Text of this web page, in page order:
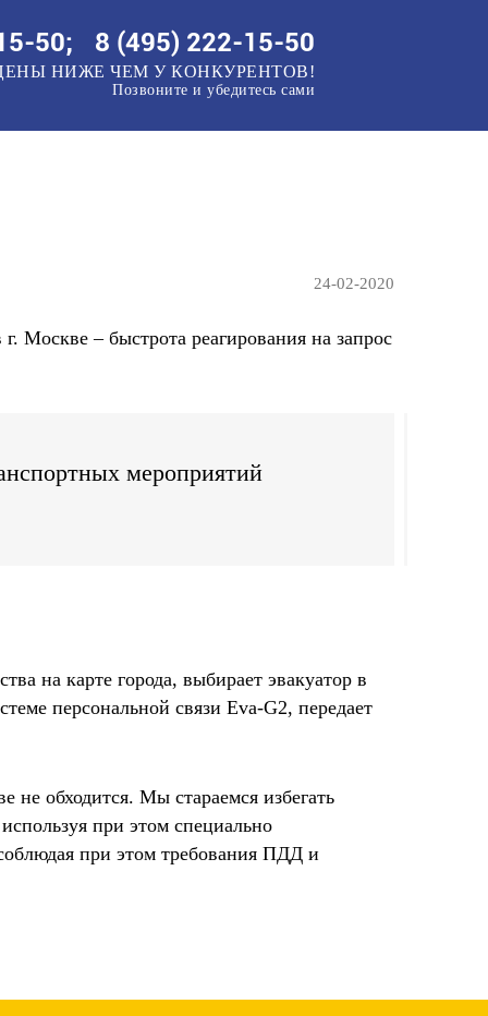
50; 8 (495) 222-15-50
НИЖЕ ЧЕМ У КОНКУРЕНТОВ!
Позвоните и убедитесь сами
24-02-2020
Москве – быстрота реагирования на запрос
мероприятий
на карте города, выбирает эвакуатор в
персональной связи Eva-G2, передает
не обходится. Мы стараемся избегать
при этом специально
при этом требования ПДД и